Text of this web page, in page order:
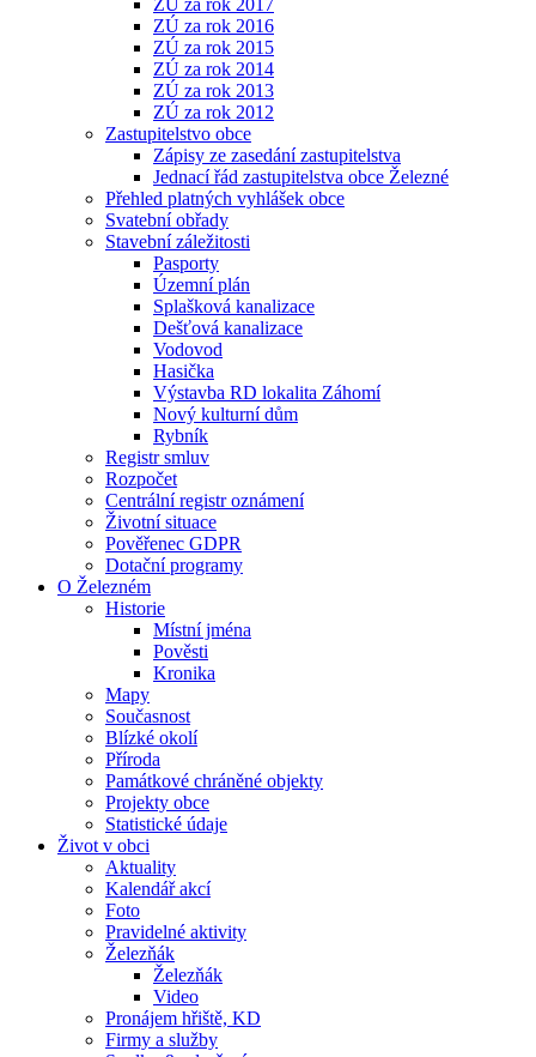
ZÚ za rok 2017
ZÚ za rok 2016
ZÚ za rok 2015
ZÚ za rok 2014
ZÚ za rok 2013
ZÚ za rok 2012
Zastupitelstvo obce
Zápisy ze zasedání zastupitelstva
Jednací řád zastupitelstva obce Železné
Přehled platných vyhlášek obce
Svatební obřady
Stavební záležitosti
Pasporty
Územní plán
Splašková kanalizace
Dešťová kanalizace
Vodovod
Hasička
Výstavba RD lokalita Záhomí
Nový kulturní dům
Rybník
Registr smluv
Rozpočet
Centrální registr oznámení
Životní situace
Pověřenec GDPR
Dotační programy
O Železném
Historie
Místní jména
Pověsti
Kronika
Mapy
Současnost
Blízké okolí
Příroda
Památkové chráněné objekty
Projekty obce
Statistické údaje
Život v obci
Aktuality
Kalendář akcí
Foto
Pravidelné aktivity
Železňák
Železňák
Video
Pronájem hřiště, KD
Firmy a služby